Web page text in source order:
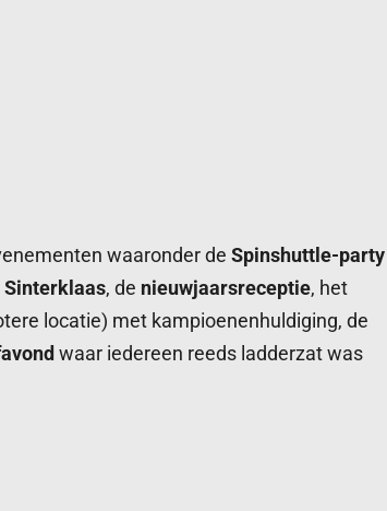
waaronder de Spinshuttle-party
Sinterklaas, de nieuwjaarsreceptie, het
locatie) met kampioenenhuldiging, de
waar iedereen reeds ladderzat was